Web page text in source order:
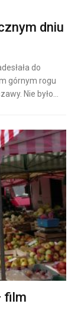
dniu
do
górnym rogu
Nie było…
film